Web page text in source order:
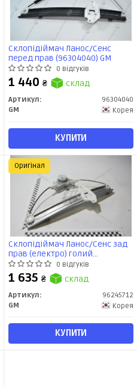
Склопідіймач Ланос/Сенс
перед прав (96304040) GM
0 відгуків
1 440 ₴ склад
Артикул:
96304040
GM
Корея
КУПИТИ
Склопідіймач Ланос/Сенс зад
прав (електро) голий
(трьохпром) (96245712) GM
0 відгуків
1 635 ₴ склад
Артикул:
96245712
GM
Корея
КУПИТИ
Оригінал